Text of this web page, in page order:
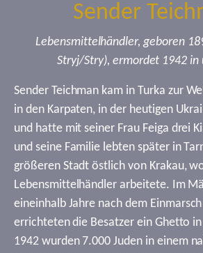
Sender
Lebensmittelhändler, geboren
Stryj/Stry), ermordet 1942 in
Sender Teichman kam in Turka zur
in den Karpaten, in der heutigen
und hatte mit seiner Frau Feiga drei
und seine Familie lebten später in
größeren Stadt östlich von Krakau,
Lebensmittelhändler arbeitete. Im
eineinhalb Jahre nach dem
errichteten die Besatzer ein Ghetto
1942 wurden 7.000 Juden in einem